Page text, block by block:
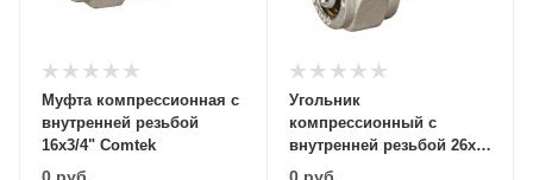
Муфта компрессионная с
внутренней резьбой
16х3/4" Comtek
0 руб.
Угольник
компрессионный с
внутренней резьбой 26х1"
Comtek
0руб.